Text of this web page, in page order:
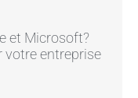
et Microsoft?
votre entreprise